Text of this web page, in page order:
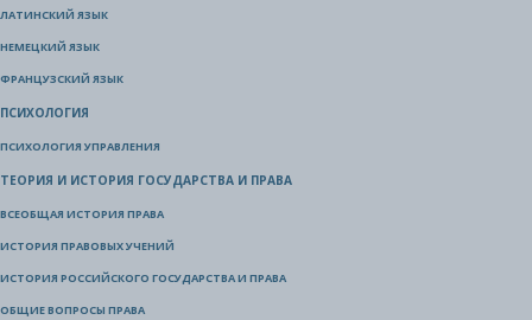
ЛАТИНСКИЙ ЯЗЫК
НЕМЕЦКИЙ ЯЗЫК
ФРАНЦУЗСКИЙ ЯЗЫК
ПСИХОЛОГИЯ
ПСИХОЛОГИЯ УПРАВЛЕНИЯ
ТЕОРИЯ И ИСТОРИЯ ГОСУДАРСТВА И ПРАВА
ВСЕОБЩАЯ ИСТОРИЯ ПРАВА
ИСТОРИЯ ПРАВОВЫХ УЧЕНИЙ
ИСТОРИЯ РОССИЙСКОГО ГОСУДАРСТВА И ПРАВА
ОБЩИЕ ВОПРОСЫ ПРАВА